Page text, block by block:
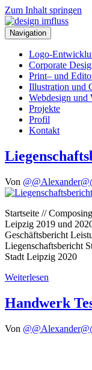
Zum Inhalt springen
Navigation
Logo-
Corporate
Print– und
Illustration und
Webdesign und
Projekte
Profil
Kontakt
Von
Startseite //
Leipzig 2019 und
Geschäftsbericht
Liegenschaftsbericht
Stadt Leipzig 2020
Weiterlesen
Handwerk
Von